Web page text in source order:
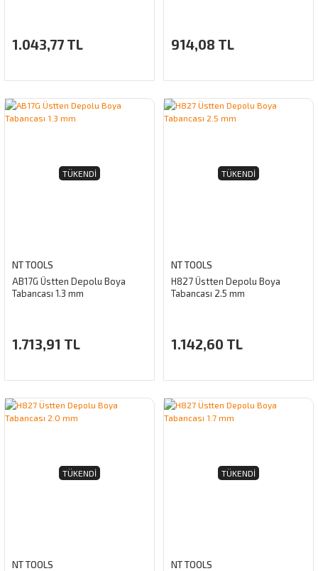
1.043,77 TL 914,08 TL
TÜKENDI
NT TOOLS
AB17G Üstten Depolu Boya
Tabancası 1.3 mm
1.713,91 TL
TÜKENDI
NT TOOLS
H827 Üstten Depolu Boya
Tabancası 2.5 mm
1.142,60 TL
TÜKENDI
NT TOOLS
TÜKENDI
NT TOOLS